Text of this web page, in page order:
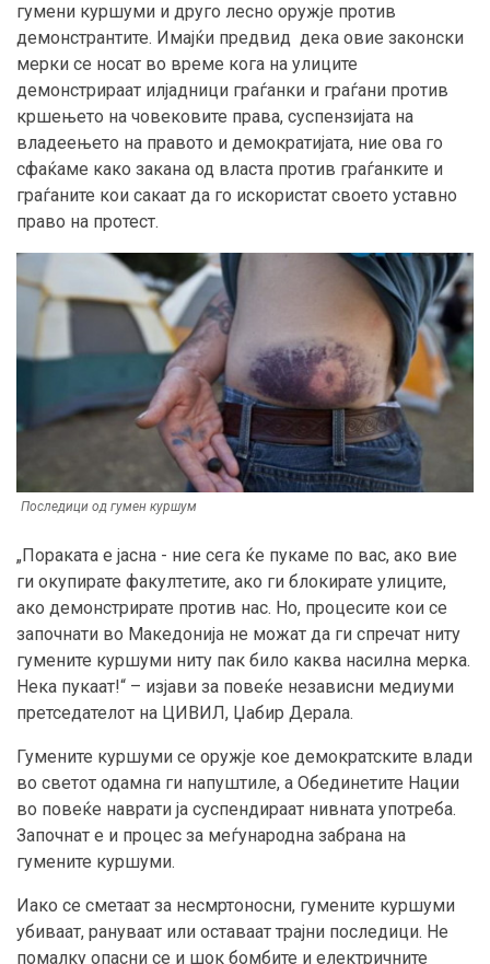
гумени куршуми и друго лесно оружје против
демонстрантите. Имајќи предвид дека овие законски
мерки се носат во време кога на улиците
демонстрираат илјадници граѓанки и граѓани против
кршењето на човековите права, суспензијата на
владеењето на правото и демократијата, ние ова го
сфаќаме како закана од власта против граѓанките и
граѓаните кои сакаат да го искористат своето уставно
право на протест.
Последици од гумен куршум
„Пораката е јасна - ние сега ќе пукаме по вас, ако вие
ги окупирате факултетите, ако ги блокирате улиците,
ако демонстрирате против нас. Но, процесите кои се
започнати во Македонија не можат да ги спречат ниту
гумените куршуми ниту пак било каква насилна мерка.
Нека пукаат!“ – изјави за повеќе независни медиуми
претседателот на ЦИВИЛ, Џабир Дерала.
Гумените куршуми се оружје кое демократските влади
во светот одамна ги напуштиле, а Обединетите Нации
во повеќе наврати ја суспендираат нивната употреба.
Започнат е и процес за меѓународна забрана на
гумените куршуми.
Иако се сметаат за несмртоносни, гумените куршуми
убиваат, рануваат или оставаат трајни последици. Не
помалку опасни се и шок бомбите и електричните